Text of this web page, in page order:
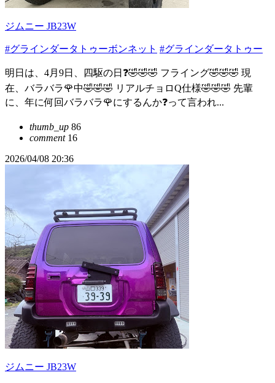
ジムニー JB23W
#グラインダータトゥーボンネット #グラインダータトゥー
明日は、4月9日、四駆の日❓🤣🤣🤣 フライング🤣🤣🤣 現
在、バラバラ🌹中🤣🤣🤣 リアルチョロQ仕様🤣🤣🤣 先輩
に、年に何回バラバラ🌹にするんか❓って言われ...
thumb_up 86
comment16
2026/04/08 20:36
ジムニー JB23W